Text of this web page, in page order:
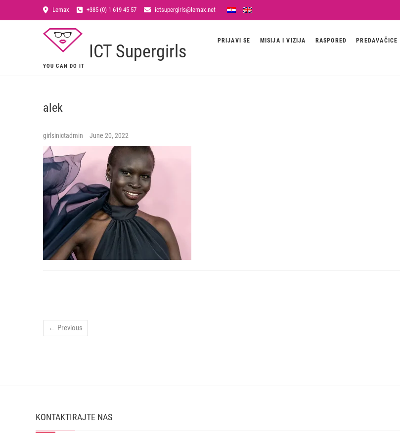
Lemax +385 (0) 1 619 45 57 ictsupergirls@lemax.net
ICT Supergirls
YOU CAN DO IT
PRIJAVI SE MISIJA I VIZIJA RASPORED PREDAVAČICE
alek
girlsinictadmin June 20, 2022
← Previous
KONTAKTIRAJTE NAS